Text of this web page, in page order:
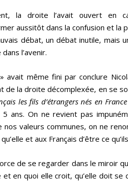
la droite l’avait ouvert en
aussitôt dans la confusion et la
débat, un débat inutile, mais
l’avenir.
avait même fini par conclure
de la droite décomplexée, en se
les fils d’étrangers nés en
ans. On ne revient pas
valeurs communes, on ne
et aux Français d’être ce
de se regarder dans le miroir
et en quoi elle croit, qu’elle doit